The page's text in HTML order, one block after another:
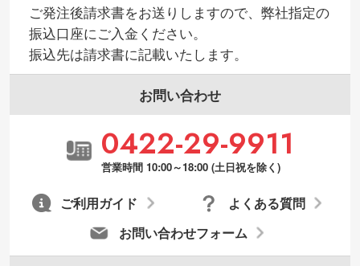
ご発注後請求書をお送りしますので、弊社指定の
振込口座にご入金ください。
振込先は請求書に記載いたします。
お問い合わせ
0422-29-9911
営業時間 10:00～18:00 (土日祝を除く)
お問い合わせフォーム
よくある質問
ご利用ガイド